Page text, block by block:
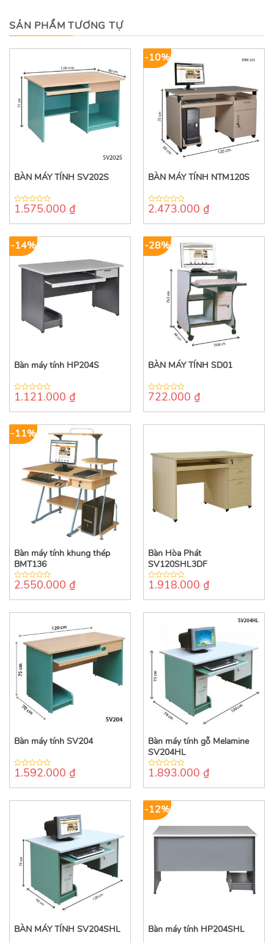
SẢN PHẨM TƯƠNG TỰ
BÀN MÁY TÍNH SV202S
0
of
1.575.000 ₫
-10%
BÀN MÁY TÍNH NTM120S
0
of
2.473.000 ₫
-14%
Bàn máy tính HP204S
0
of
1.121.000 ₫
-28%
BÀN MÁY TÍNH SD01
0
of
722.000 ₫
-11%
Bàn máy tính khung thép
BMT136
0
of
2.550.000 ₫
Bàn Hòa Phát
SV120SHL3DF
0
of
1.918.000 ₫
Bàn máy tính SV204
0
of
1.592.000 ₫
Bàn máy tính gỗ Melamine
SV204HL
0
of
1.893.000 ₫
BÀN MÁY TÍNH SV204SHL
-12%
Bàn máy tính HP204SHL